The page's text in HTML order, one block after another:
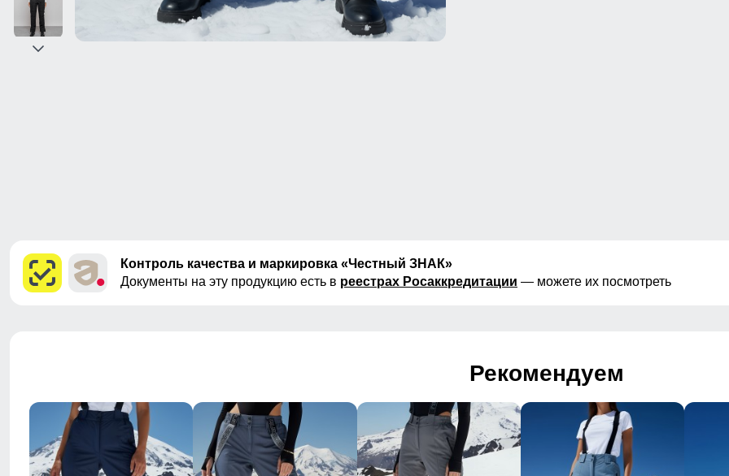
Контроль качества и маркировка «Честный ЗНАК»
Документы на эту продукцию есть в реестрах Росаккредитации — можете их посмотреть
Рекомендуем